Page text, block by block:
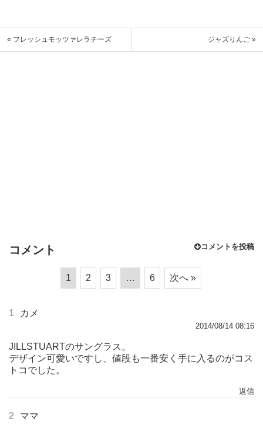
« フレッシュモッツァレラチーズ ジャズりんご »
コメント コメントを投稿
1 2 3 … 6 次へ »
1 カメ
2014/08/14 08:16
JILLSTUARTのサングラス。
デザイン可愛いですし、値段も一番安く手に入るのがコス
トコでした。
返信
2 ママ